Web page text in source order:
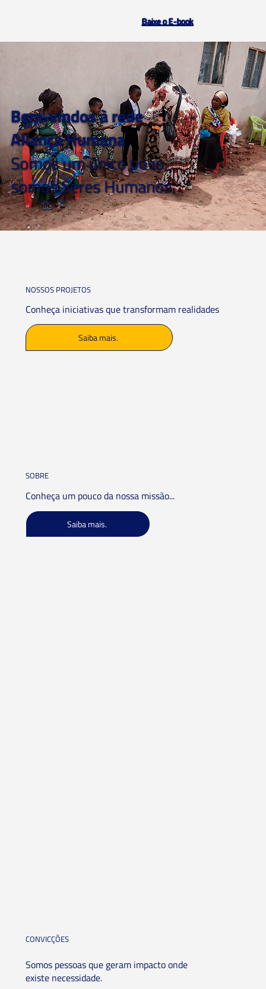
Baixe o E-book
Bem-vindos à rede
Aliança Humana
Somos um único povo,
somos Seres Humanos
NOSSOS PROJETOS
Conheça iniciativas que transformam realidades
Saiba mais.
SOBRE
Conheça um pouco da nossa missão...
Saiba mais.
CONVICÇÕES
Somos pessoas que geram impacto onde
existe necessidade.